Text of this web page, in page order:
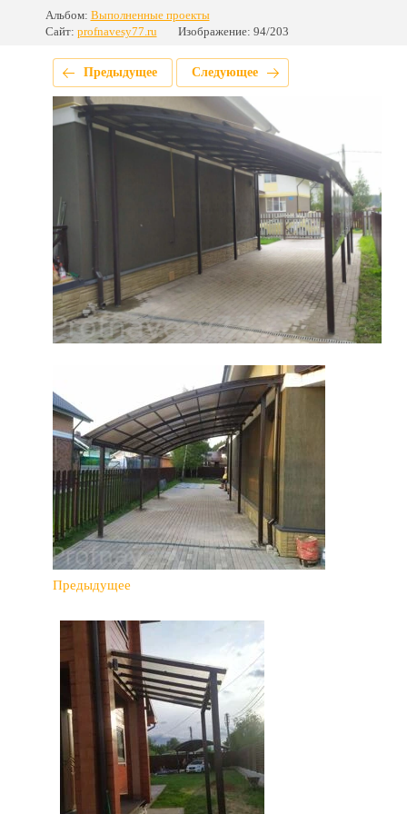
Альбом: Выполненные проекты
Сайт: profnavesy77.ru Изображение: 94/203
Предыдущее Следующее
Предыдущее